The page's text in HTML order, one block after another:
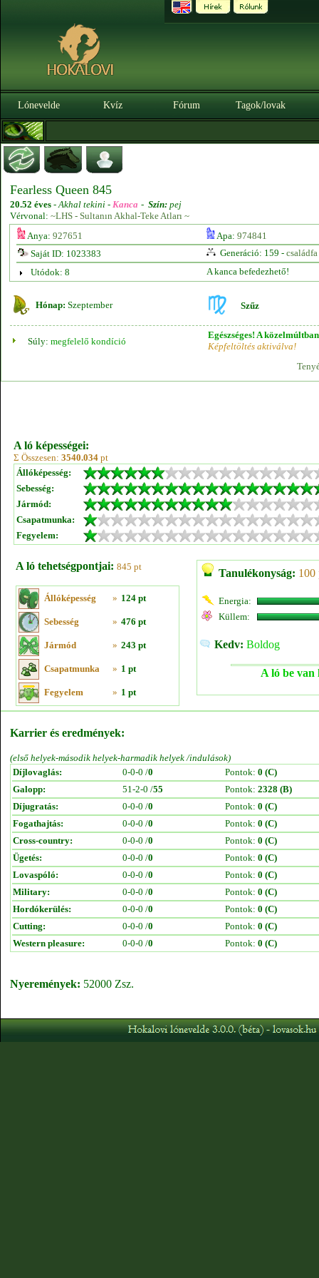
Lónevelde Kvíz Fórum Tagok/lovak
Fearless Queen 845
20.52 éves -Akhal tekini - Kanca - Szín: pej
Vérvonal: ~LHS - Sultanın Akhal-Teke Atları ~
Anya: 927651 Apa: 974841
Saját ID: 1023383
Generáció: 159 - családfa
Utódok: 8
A kanca befedezhető!
Hónap: Szeptember Szűz
Súly: megfelelő kondíció
Egészséges! A
Képfeltöltés aktiválva!
A ló képességei:
Σ Összesen: 3540.034 pt
Állóképesség:
Sebesség:
Jármód:
Csapatmunka:
Fegyelem:
A ló tehetségpontjai: 845 pt
Állóképesség » 124 pt
Sebesség » 476 pt
Jármód » 243 pt
Csapatmunka » 1 pt
Fegyelem » 1 pt
Tanulékonyság: 100
Energia:
Küllem:
Kedv: Boldog
A ló be van
Karrier és eredmények:
(első helyek-második helyek-harmadik helyek /indulások)
Díjlovaglás:
0-0-0 /0 Pontok: 0 (C)
Galopp:
51-2-0 /55 Pontok: 2328 (B)
Díjugratás:
0-0-0 /0 Pontok: 0 (C)
Fogathajtás:
0-0-0 /0 Pontok: 0 (C)
Cross-country:
0-0-0 /0 Pontok: 0 (C)
Ügetés:
0-0-0 /0 Pontok: 0 (C)
Lovaspóló:
0-0-0 /0 Pontok: 0 (C)
Military:
0-0-0 /0 Pontok: 0 (C)
Hordókerülés:
0-0-0 /0 Pontok: 0 (C)
Cutting:
0-0-0 /0 Pontok: 0 (C)
Western pleasure:
0-0-0 /0 Pontok: 0 (C)
Nyeremények: 52000 Zsz.